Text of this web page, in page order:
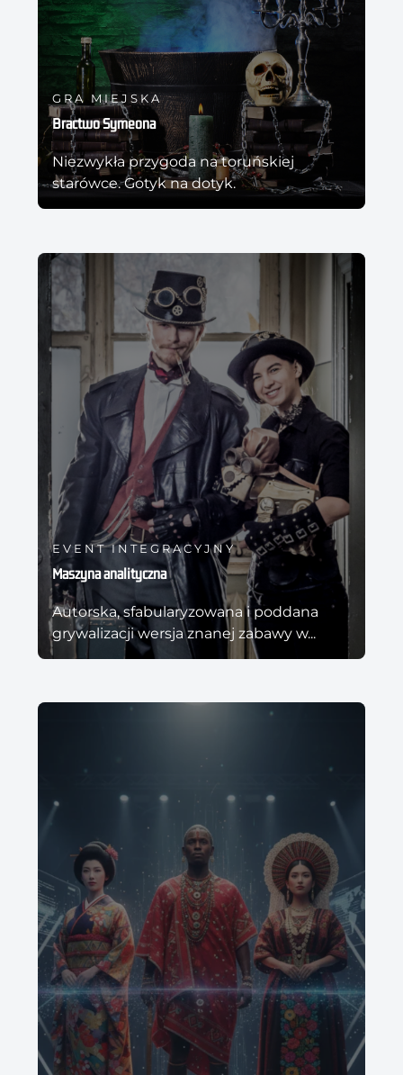
GRA MIEJSKA
Bractwo Symeona
Niezwykła przygoda na toruńskiej
starówce. Gotyk na dotyk.
EVENT INTEGRACYJNY
Maszyna analityczna
Autorska, sfabularyzowana i poddana
grywalizacji wersja znanej zabawy w...